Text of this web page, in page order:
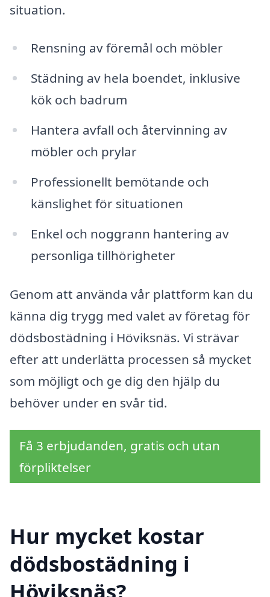
situation.
Rensning av föremål och möbler
Städning av hela boendet, inklusive
kök och badrum
Hantera avfall och återvinning av
möbler och prylar
Professionellt bemötande och
känslighet för situationen
Enkel och noggrann hantering av
personliga tillhörigheter
Genom att använda vår plattform kan du
känna dig trygg med valet av företag för
dödsbostädning i Höviksnäs. Vi strävar
efter att underlätta processen så mycket
som möjligt och ge dig den hjälp du
behöver under en svår tid.
Få 3 erbjudanden, gratis och utan
förpliktelser
Hur mycket kostar
dödsbostädning i
Höviksnäs?